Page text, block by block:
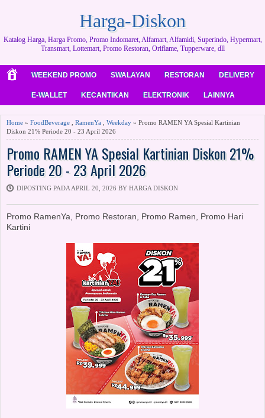
Harga-Diskon
Katalog Harga, Harga Promo, Promo Indomaret, Alfamart, Alfamidi, Superindo, Hypermart,
Transmart, Lottemart, Promo Restoran, Oriflame, Tupperware, dll
WEEKEND PROMO SWALAYAN RESTORAN DELIVERY
E-WALLET KECANTIKAN ELEKTRONIK LAINNYA
Home » FoodBeverage RamenYa Weekday » Promo RAMEN YA Spesial Kartinian
Diskon 21% Periode 20 - 23 April 2026
Promo RAMEN YA Spesial Kartinian Diskon 21%
Periode 20 - 23 April 2026
DIPOSTING PADA APRIL 20, 2026 BY HARGA DISKON
Promo RamenYa, Promo Restoran, Promo Ramen, Promo Hari
Kartini